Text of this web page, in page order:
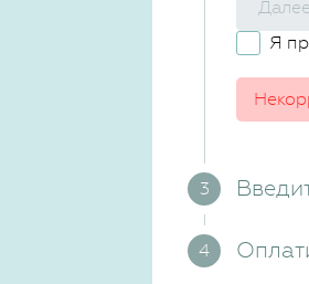
Далее
Я